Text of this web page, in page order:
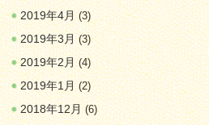
2019年4月(3)
2019年3月(3)
2019年2月(4)
2019年1月(2)
2018年12月(6)